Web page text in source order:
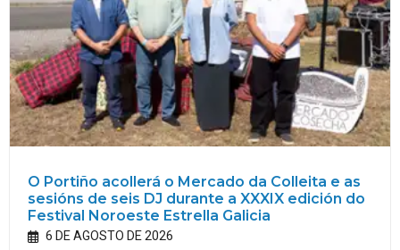
O Portiño acollerá o Mercado da Colleita e as
sesións de seis DJ durante a XXXIX edición do
Festival Noroeste Estrella Galicia
6 DE AGOSTO DE 2026